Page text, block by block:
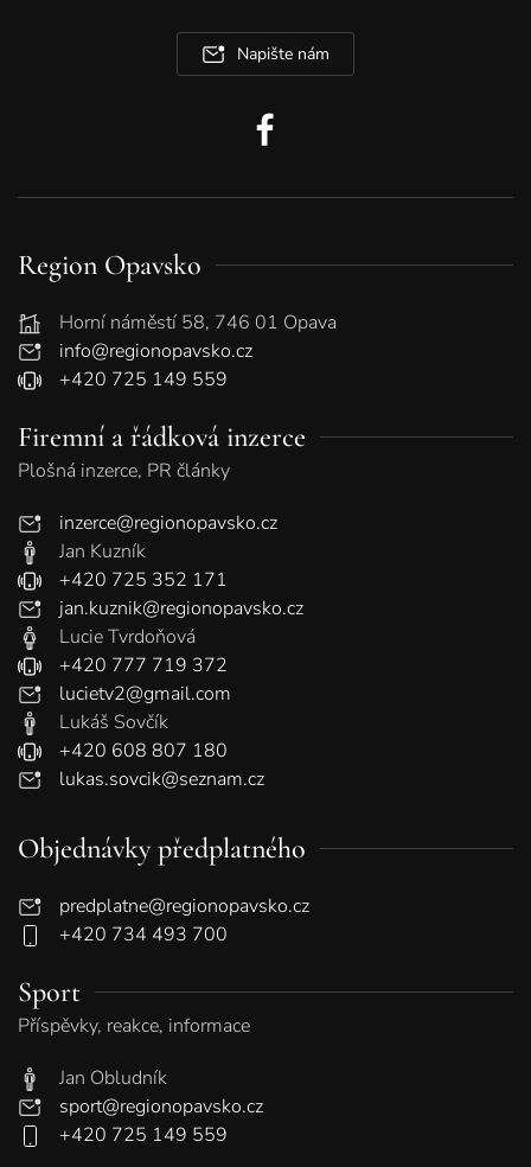
Napište nám
Region Opavsko
Horní náměstí 58, 746 01 Opava
info@regionopavsko.cz
+420 725 149 559
Firemní a řádková inzerce
Plošná inzerce, PR články
inzerce@regionopavsko.cz
Jan Kuzník
+420 725 352 171
jan.kuznik@regionopavsko.cz
Lucie Tvrdoňová
+420 777 719 372
lucietv2@gmail.com
Lukáš Sovčík
+420 608 807 180
lukas.sovcik@seznam.cz
Objednávky předplatného
predplatne@regionopavsko.cz
+420 734 493 700
Sport
Příspěvky, reakce, informace
Jan Obludník
sport@regionopavsko.cz
+420 725 149 559